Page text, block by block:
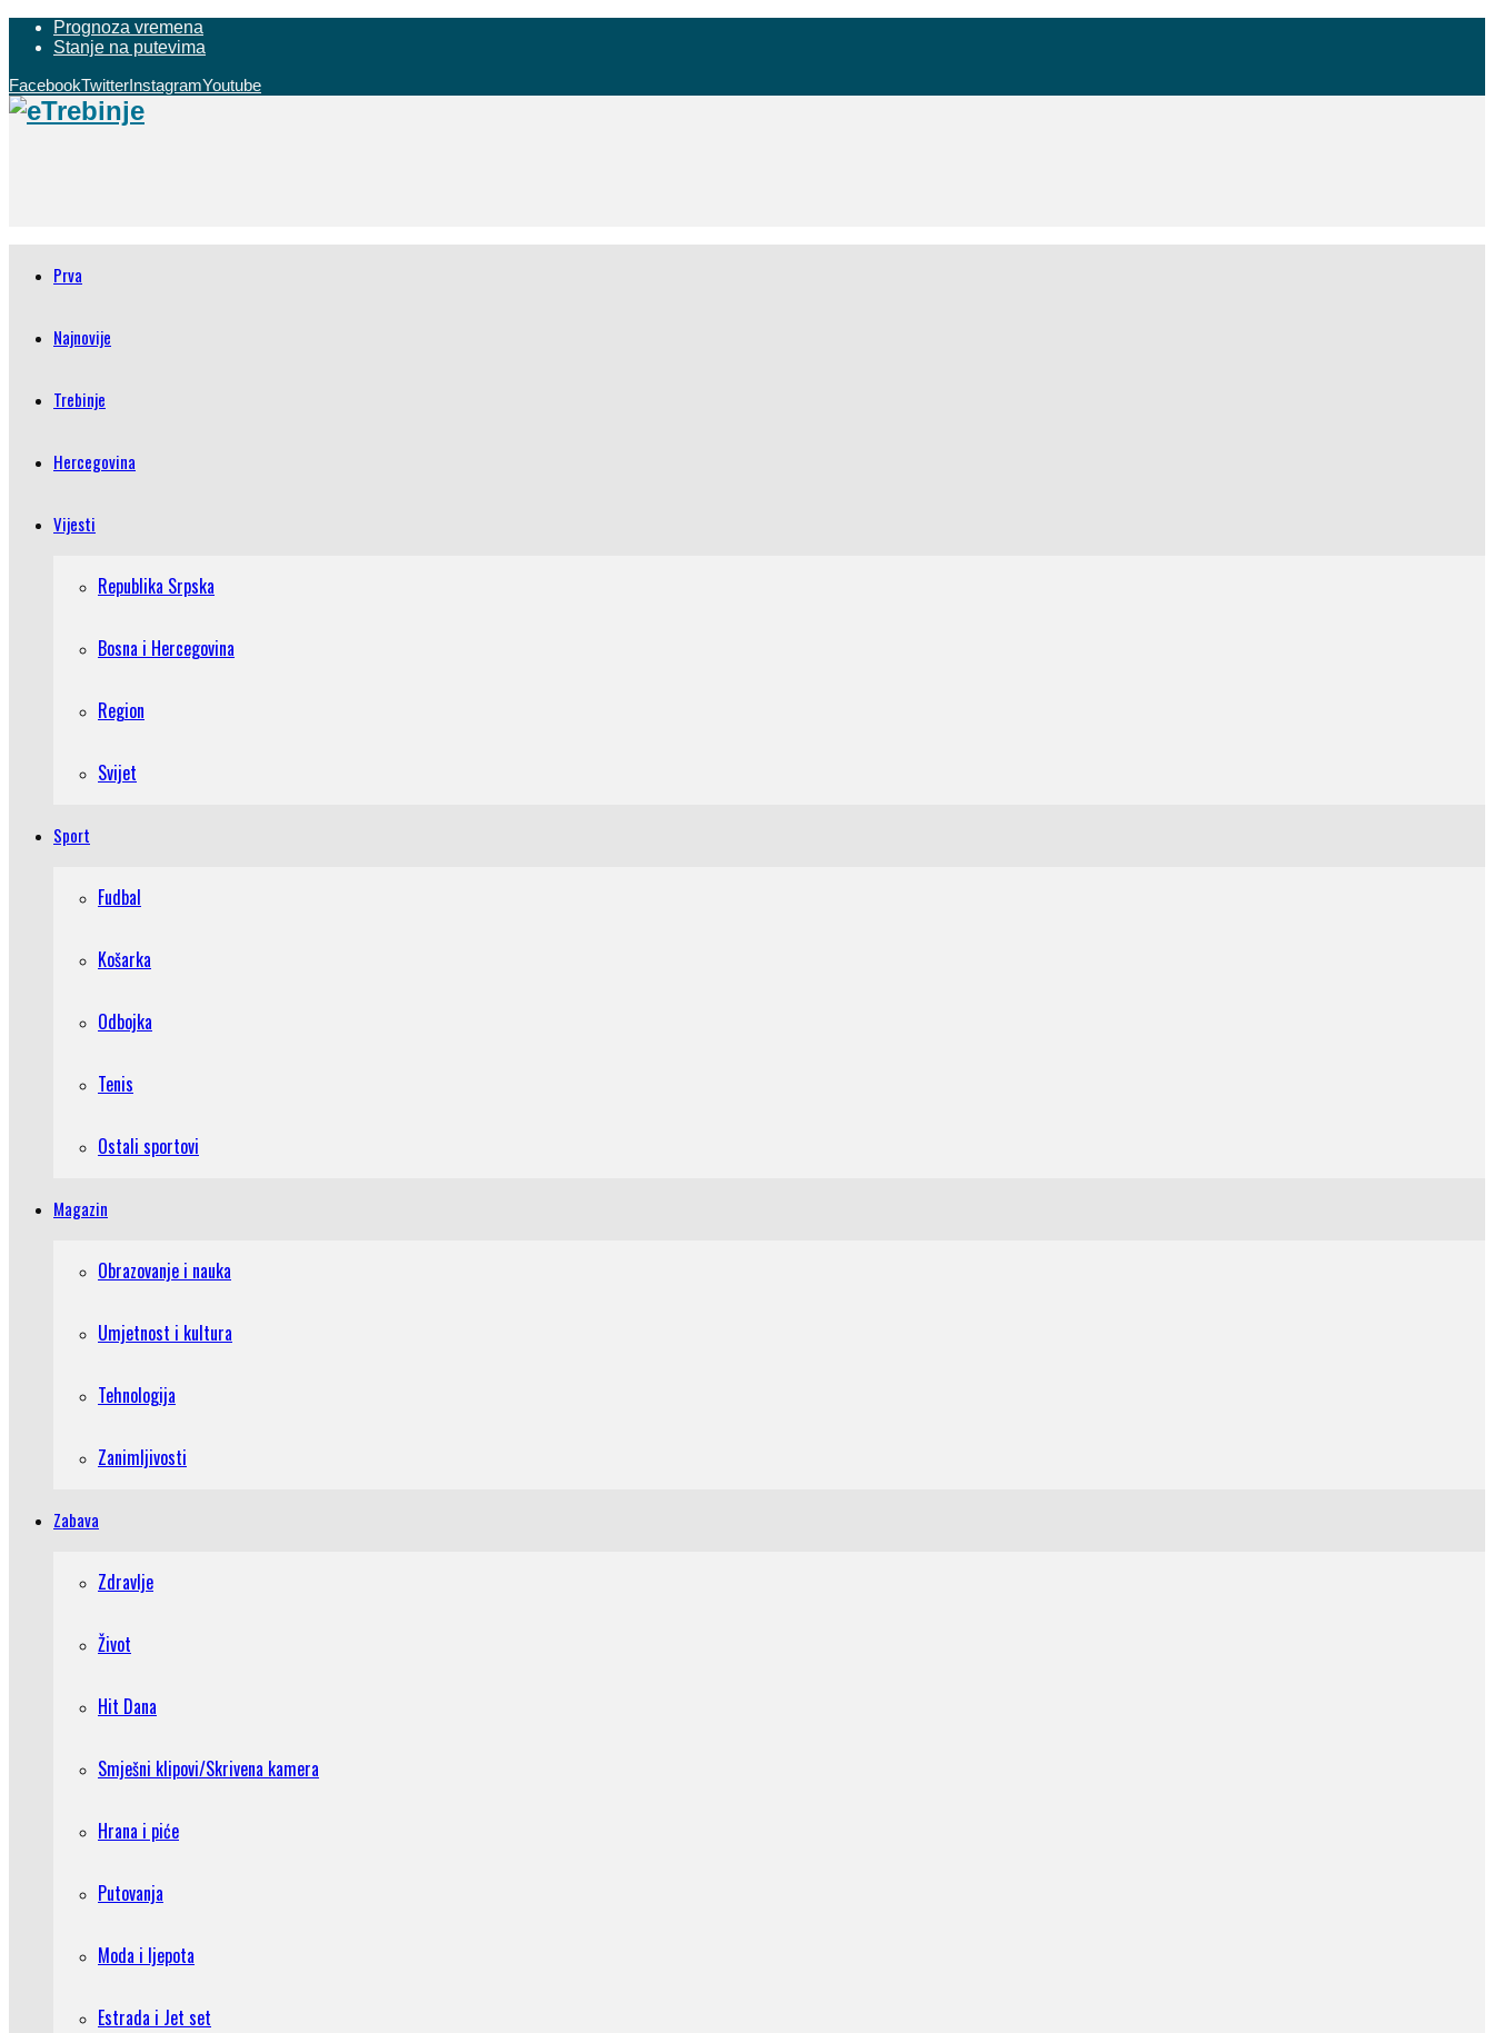
Prognoza vremena
Stanje na putevima
FacebookTwitterInstagramYoutube
Prva
Najnovije
Trebinje
Hercegovina
Vijesti
Republika Srpska
Bosna i Hercegovina
Region
Svijet
Sport
Fudbal
Košarka
Odbojka
Tenis
Ostali sportovi
Magazin
Obrazovanje i nauka
Umjetnost i kultura
Tehnologija
Zanimljivosti
Zabava
Zdravlje
Život
Hit Dana
Smješni klipovi/Skrivena kamera
Hrana i piće
Putovanja
Moda i ljepota
Estrada i Jet set